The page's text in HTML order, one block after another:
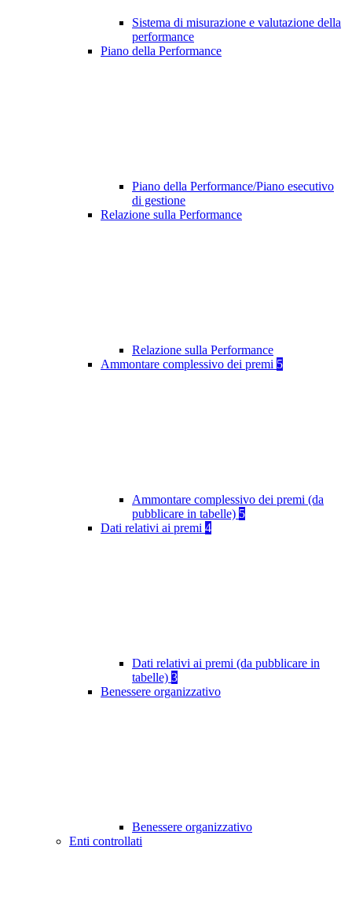
Sistema di misurazione e valutazione della
performance
Piano della Performance
Piano della Performance/Piano esecutivo
di gestione
Relazione sulla Performance
Relazione sulla Performance
Ammontare complessivo dei premi 5
Ammontare complessivo dei premi (da
pubblicare in tabelle) 5
Dati relativi ai premi 4
Dati relativi ai premi (da pubblicare in
tabelle) 3
Benessere organizzativo
Benessere organizzativo
Enti controllati